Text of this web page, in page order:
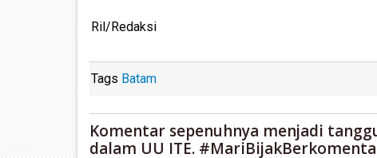
Ril/Redaksi
Tags Batam
Komentar sepenuhnya menjadi
dalam UU ITE.